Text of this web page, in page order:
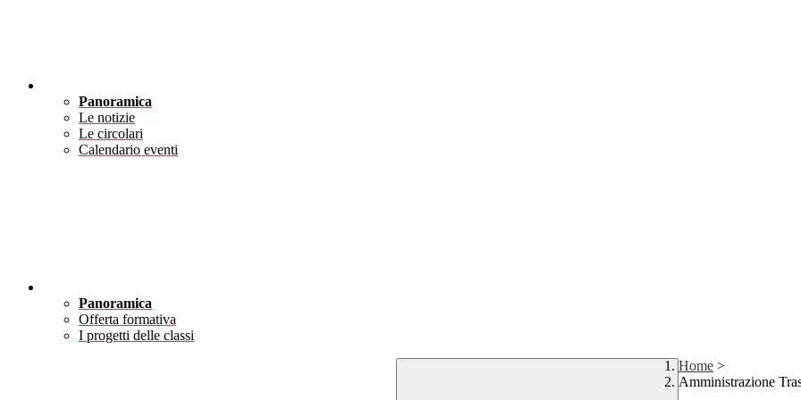
Panoramica
Le notizie
Le circolari
Calendario eventi
Panoramica
Offerta formativa
I progetti delle classi
Home >
Amministrazione